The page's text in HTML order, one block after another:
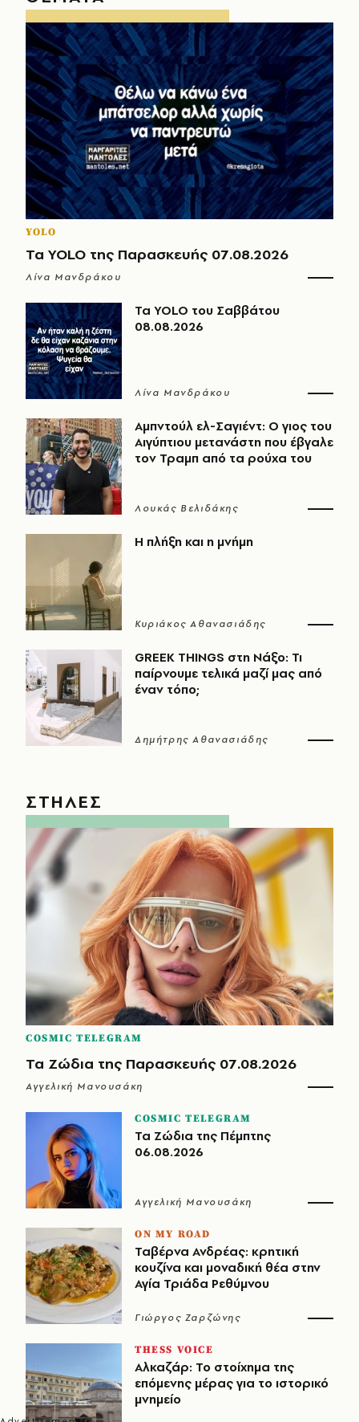
YOLO
Τα YOLO της Παρασκευής 07.08.2026
Λίνα Μανδράκου
Τα YOLO του Σαββάτου
08.08.2026
Λίνα Μανδράκου
Αμπντούλ ελ-Σαγιέντ: Ο γιος του
Αιγύπτιου μετανάστη που έβγαλε
τον Τραμπ από τα ρούχα του
Λουκάς Βελιδάκης
Η πλήξη και η μνήμη
Κυριάκος Αθανασιάδης
GREEK THINGS στη Νάξο: Τι
παίρνουμε τελικά μαζί μας από
έναν τόπο;
Δημήτρης Αθανασιάδης
ΣΤΗΛΕΣ
COSMIC TELEGRAM
Τα Ζώδια της Παρασκευής 07.08.2026
Αγγελική Μανουσάκη
COSMIC TELEGRAM
Τα Ζώδια της Πέμπτης
06.08.2026
Αγγελική Μανουσάκη
ON MY ROAD
Ταβέρνα Ανδρέας: κρητική
κουζίνα και μοναδική θέα στην
Αγία Τριάδα Ρεθύμνου
Γιώργος Ζαρζώνης
THESS VOICE
Αλκαζάρ: Το στοίχημα της
επόμενης μέρας για το ιστορικό
μνημείο